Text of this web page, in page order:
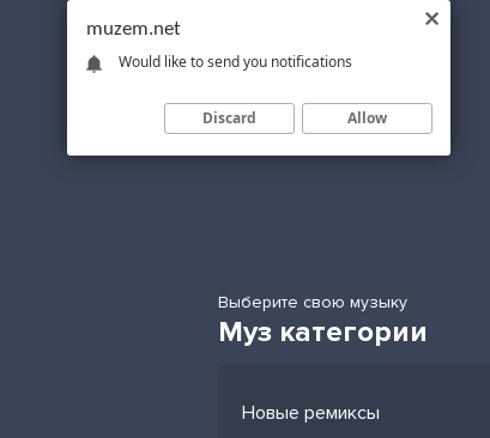
Выберите свою музыку
Муз категории
Новые ремиксы
muzem.net
Would like to send you notifications
Discard Allow